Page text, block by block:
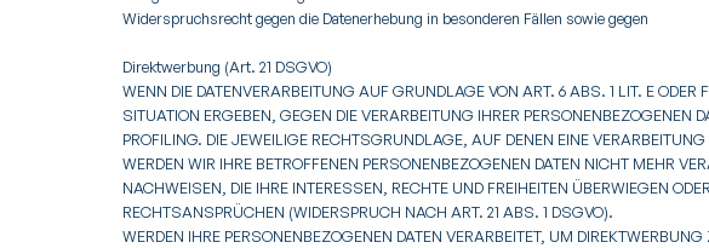
Widerspruchsrecht gegen die Datenerhebung in besonderen Fällen sowie gegen
Direktwerbung (Art. 21 DSGVO)
WENN DIE DATENVERARBEITUNG AUF GRUNDLAGE VON ART. 6 ABS. 1 LIT. E
SITUATION ERGEBEN, GEGEN DIE VERARBEITUNG IHRER
PROFILING. DIE JEWEILIGE RECHTSGRUNDLAGE, AUF DENEN EINE
WERDEN WIR IHRE BETROFFENEN PERSONENBEZOGENEN DATEN NICHT MEHR
NACHWEISEN, DIE IHRE INTERESSEN, RECHTE UND FREIHEITEN ÜBERWIEGEN
RECHTSANSPRÜCHEN (WIDERSPRUCH NACH ART. 21 ABS. 1 DSGVO).
WERDEN IHRE PERSONENBEZOGENEN DATEN VERARBEITET, UM